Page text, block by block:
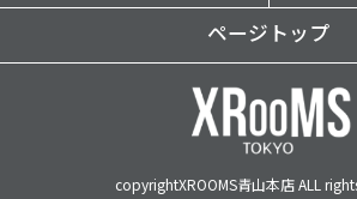
ページトップ
copyrightXROOMS青山本店 ALL